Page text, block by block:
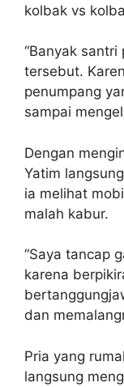
kolbak vs
“Banyak
tersebut.
penumpang
sampai
Dengan
Yatim
ia melihat
malah kabur.
“Saya tancap
karena
dan
Pria yang
langsung